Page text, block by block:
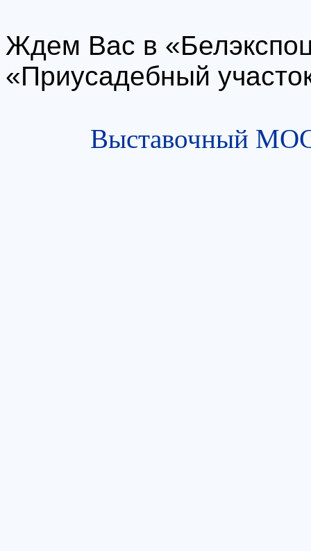
Ждем Вас в
«Приусадебный
Выставочный